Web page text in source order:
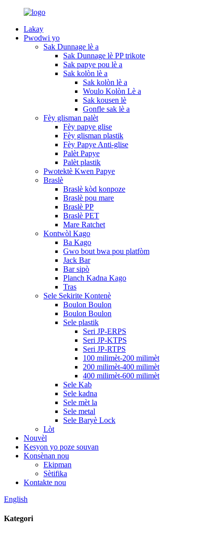
Lakay
Pwodwi yo
Sak Dunnage lè a
Sak Dunnage lè PP trikote
Sak papye pou lè a
Sak kolòn lè a
Sak kolòn lè a
Woulo Kolòn Lè a
Sak kousen lè
Gonfle sak lè a
Fèy glisman palèt
Fèy papye glise
Fèy glisman plastik
Fèy Papye Anti-glise
Palèt Papye
Palèt plastik
Pwotektè Kwen Papye
Braslè
Braslè kòd konpoze
Braslè pou mare
Braslè PP
Braslè PET
Mare Ratchet
Kontwòl Kago
Ba Kago
Gwo bout bwa pou platfòm
Jack Bar
Bar sipò
Planch Kadna Kago
Tras
Sele Sekirite Kontenè
Boulon Boulon
Boulon Boulon
Sele plastik
Seri JP-ERPS
Seri JP-KTPS
Seri JP-RTPS
100 milimèt-200 milimèt
200 milimèt-400 milimèt
400 milimèt-600 milimèt
Sele Kab
Sele kadna
Sele mèt la
Sele metal
Sele Baryè Lock
Lòt
Nouvèl
Kesyon yo poze souvan
Konsènan nou
Ekipman
Sètifika
Kontakte nou
English
Kategori